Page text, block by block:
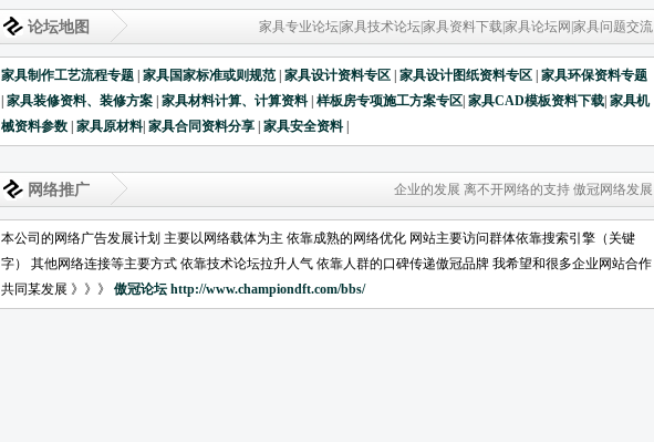
论坛地图 家具专业论坛|家具技术论坛|家具资料下载|家具论坛网|家具问题交流
家具制作工艺流程专题 家具国家标准或则规范 家具设计资料专区 家具设计图纸资料专区 家具环保资料专题
家具装修资料、装修方案 家具材料计算、计算资料 样板房专项施工方案专区 家具CAD模板资料下载 家具机
械资料参数 家具原材料 家具合同资料分享 家具安全资料
网络推广 企业的发展 离不开网络的支持 傲冠网络发展
本公司的网络广告发展计划 主要以网络载体为主 依靠成熟的网络优化 网站主要访问群体依靠搜索引擎（关键
字） 其他网络连接等主要方式 依靠技术论坛拉升人气 依靠人群的口碑传递傲冠品牌 我希望和很多企业网站合作
共同某发展 》》》 傲冠论坛 http://www.championdft.com/bbs/